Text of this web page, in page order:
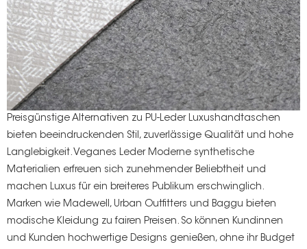
Preisgünstige Alternativen zu PU-LederLuxushandtaschen
bieten beeindruckenden Stil, zuverlässige Qualität und hohe
Langlebigkeit. Veganes LederModerne synthetische
Materialien erfreuen sich zunehmender Beliebtheit und
machen Luxus für ein breiteres Publikum erschwinglich.
Marken wie Madewell, Urban Outfitters und Baggu bieten
modische Kleidung zu fairen Preisen. So können Kundinnen
und Kunden hochwertige Designs genießen, ohne ihr Budget